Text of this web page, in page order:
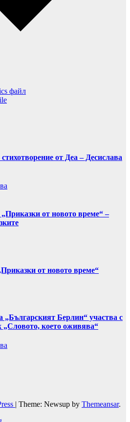
файл
от Деа – Десислава
от новото време“ –
от новото време“
„Българският Берлин“ участва с
„Словото, което оживява“
| Theme: Newsup by Themeansar.